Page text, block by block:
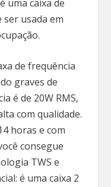
uma caixa de
usada em
de frequência
graves de
é de 20W RMS,
com qualidade.
horas e com
consegue
TWS e
é uma caixa 2